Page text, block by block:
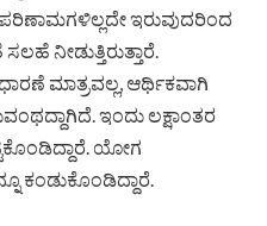
ಇರುವುದರಿಂದ
ನೀಡುತ್ತಿರುತ್ತಾರೆ.
ಮಾತ್ರವಲ್ಲ, ಆರ್ಥಿಕವಾಗಿ
ಇಂದು ಲಕ್ಷಾಂತರ
ಯೋಗ
ಕಂಡುಕೊಂಡಿದ್ದಾರೆ.